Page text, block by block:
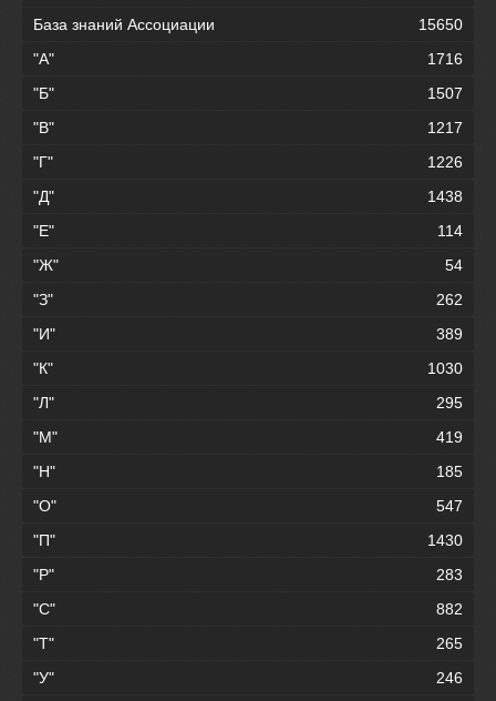
База знаний Ассоциации
15650
"А"
1716
"Б"
1507
"В"
1217
"Г"
1226
"Д"
1438
"Е"
114
"Ж"
54
"З"
262
"И"
389
"К"
1030
"Л"
295
"М"
419
"Н"
185
"О"
547
"П"
1430
"Р"
283
"С"
882
"Т"
265
"У"
246